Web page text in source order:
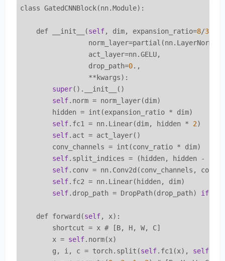
class GatedCNNBlock(nn.Module):
    def __init__(
self, dim, expansion_ratio=8/3
                 act_layer=nn.GELU,
                 drop_path=
0.,
                 **kwargs):
super().__init__()
self.norm = norm_layer(dim)
        hidden = int(expansion_ratio * dim)
self.fc1 = nn.Linear(dim, hidden * 2)
self.act = act_layer()
        conv_channels = int(conv_ratio * dim)
self.split_indices = (hidden, hidden -
self.conv = nn.Conv2d(conv_channels,
self.fc2 = nn.Linear(hidden, dim)
self.drop_path = DropPath(drop_path) if
    def forward(
self, x):
        shortcut = x # [B, H, W, C]
        x =
self.norm(x)
        g, i, c = torch.split(
self.fc1(x), self